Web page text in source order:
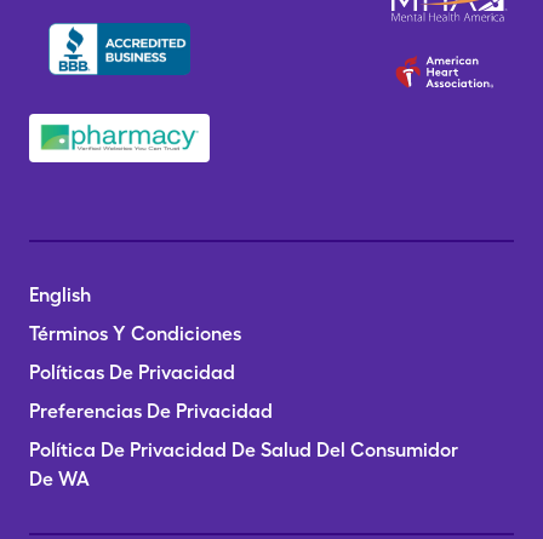
English
Términos Y Condiciones
Políticas De Privacidad
Preferencias De Privacidad
Política De Privacidad De Salud Del Consumidor
De WA